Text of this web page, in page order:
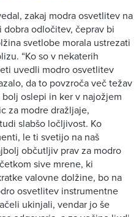
zakaj modra osvetlitev na
odločitev, čeprav bi
svetlobe morala ustrezati
“Ko so v nekaterih
uvedli modro osvetlitev
da to povzroča več težav
oslepi in ker v najožjem
za modre dražljaje,
slabšo ločljivost. Ko
le ti svetijo na naš
občutljiv prav za modro
sive mrene, ki
valovne dolžine, bo na
osvetlitev instrumentne
ukinjali, vendar jo še